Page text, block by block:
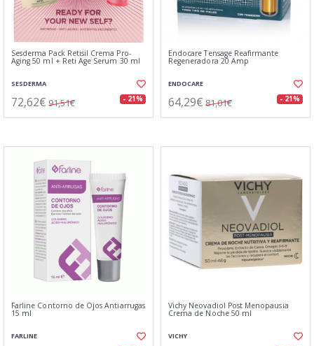
Sesderma Pack Retisil Crema Pro-
Aging 50 ml + Reti Age Serum 30 ml
SESDERMA
72,62€ 91,51€ - 21%
Endocare Tensage Reafirmante
Regeneradora 20 Amp
ENDOCARE
64,29€ 81,01€ - 21%
Farline Contorno de Ojos Antiarrugas
15 ml
FARLINE
Vichy Neovadiol Post Menopausia
Crema de Noche 50 ml
VICHY